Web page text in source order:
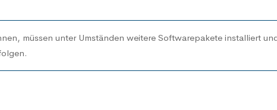
müssen unter Umständen weitere Softwarepakete installiert